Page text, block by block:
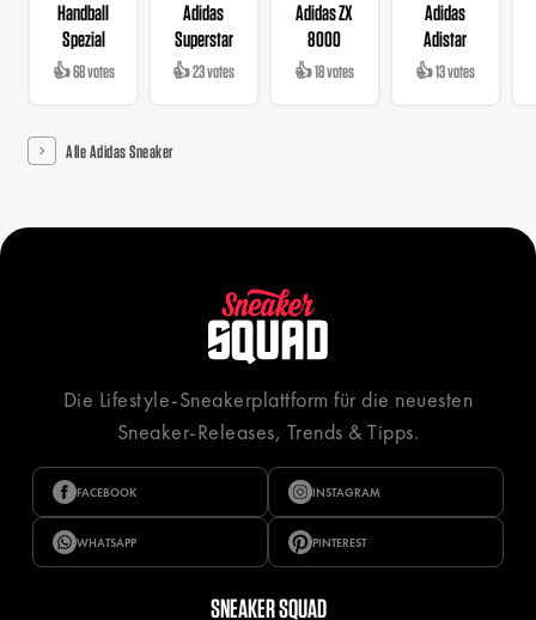
Handball
Spezial
👍 68 votes
Adidas
Superstar
👍 23 votes
Adidas ZX
8000
👍 18 votes
Adidas
Adistar
👍 13 votes
Alle Adidas Sneaker
Die Lifestyle-Sneakerplattform für die neuesten
Sneaker-Releases, Trends & Tipps.
FACEBOOK INSTAGRAM
WHATSAPP PINTEREST
SNEAKER SQUAD